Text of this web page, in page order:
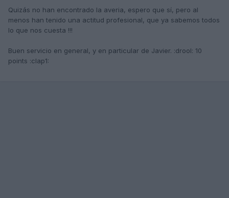
Quizás no han encontrado la averia, espero que sí, pero al
menos han tenido una actitud profesional, que ya sabemos todos
lo que nos cuesta !!!
Buen servicio en general, y en particular de Javier. :drool: 10
points :clap1: